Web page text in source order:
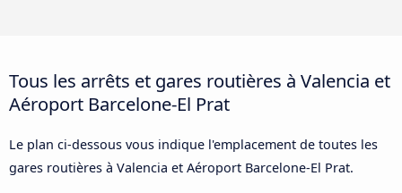
Tous les arrêts et gares routières à Valencia et
Aéroport Barcelone-El Prat
Le plan ci-dessous vous indique l'emplacement de toutes les
gares routières à Valencia et Aéroport Barcelone-El Prat.